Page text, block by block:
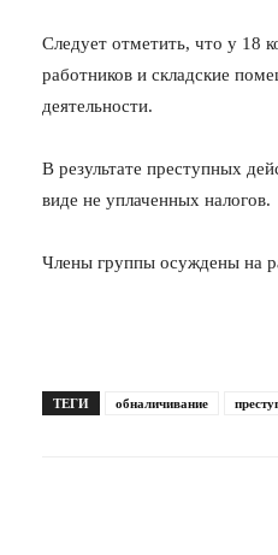
Следует отметить, что у 18
работников и складские
деятельности.
В результате преступных
виде не уплаченных налогов.
Члены группы осуждены на
ТЕГИ обналичивание